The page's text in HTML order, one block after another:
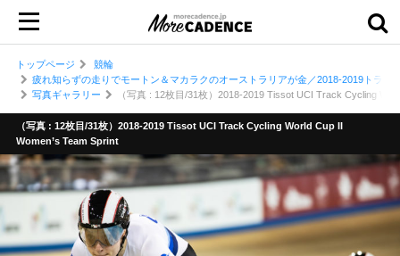
トップページ
競輪
疲れ知らずの走りでモートン＆マカラクのオーストラリアが金／2018-2019トラッ
写真ギャラリー
（写真 : 12枚目/31枚）2018-2019 Tissot UCI Track Cycling
（写真 : 12枚目/31枚）2018-2019 Tissot UCI Track Cycling World Cup II
Women’s Team Sprint